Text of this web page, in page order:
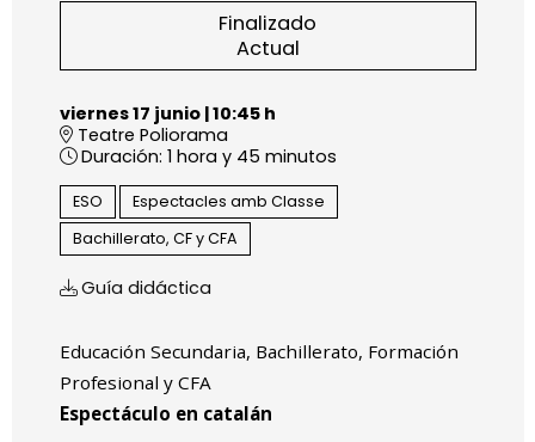
Finalizado
Actual
viernes 17 junio|10:45 h
Teatre Poliorama
Duración: 1 hora y 45 minutos
ESO
Espectacles amb Classe
Bachillerato, CF y CFA
Guía didáctica
Educación Secundaria, Bachillerato, Formación
Profesional y CFA
Espectáculo en catalán